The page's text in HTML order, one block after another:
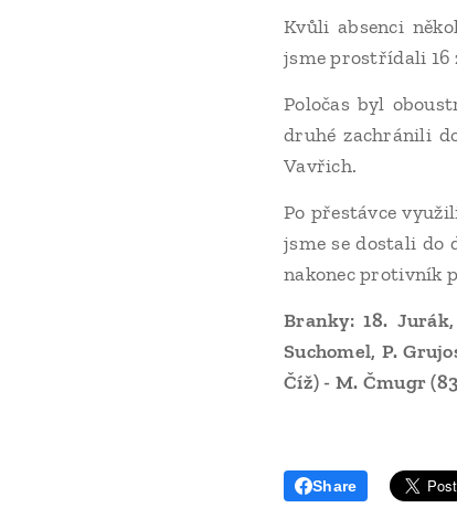
Kvůli absenci
jsme prostřídali 16
Poločas byl
druhé zachránili
Vavřich.
Po přestávce
jsme se dostali do
nakonec protivník
Branky: 18.
Suchomel, P.
Číž) - M. Čmugr
Share